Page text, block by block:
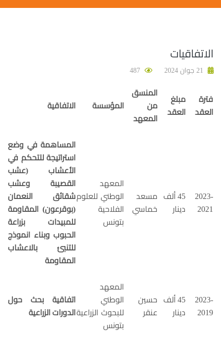
الاتفاقيات
الاتفاقية المؤسسة
المنسق
من
المعهد
مبلغ
العقد
فترة
العقد
المساهمة في وضع
استراتيجة للتحكم في
الأعشاب (عشب
القصيبة وعشب
شقائق النعمان
(بوقرعون) المقاومة
للمبيدات بزراعة
الحبوب وبناء انموذج
للتنبئ بالاعشاب
المقاومة
المعهد
الوطني للعلوم
الفلاحية
بتونس
مسعد
خماسي
45 ألف
دينار
2023-
2021
اتفاقية بحث حول
الدورات الزراعية
المعهد
الوطني
للبحوث الزراعية
بتونس
حسين
عنقر
45 ألف
دينار
2023-
2019